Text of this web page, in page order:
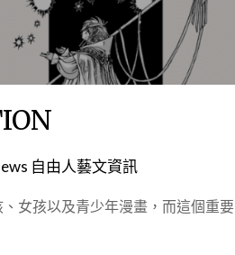
自由人藝文資訊
女孩以及青少年漫畫，而這個重要